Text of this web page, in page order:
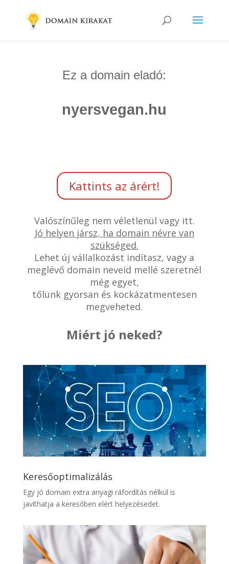
Ez a domain eladó:
nyersvegan.hu
Kattints az árért!
Valószínűleg nem véletlenül vagy itt.
Jó helyen jársz, ha domain névre van
szükséged.
Lehet új vállalkozást indítasz, vagy a
meglévő domain neveid mellé szeretnél
még egyet,
tőlünk gyorsan és kockázatmentesen
megveheted.
Miért jó neked?
Keresőoptimalizálás
Egy jó domain extra anyagi ráfordítás nélkül is
javíthatja a keresőben elért helyezésedet.